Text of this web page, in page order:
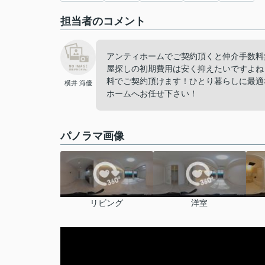
担当者のコメント
横井 海優
アンティホームでご契約頂くと仲介手数
屋探しの初期費用は安く抑えたいですよ
料でご契約頂けます！ひとり暮らしに最
ホームへお任せ下さい！
パノラマ画像
リビング 洋室